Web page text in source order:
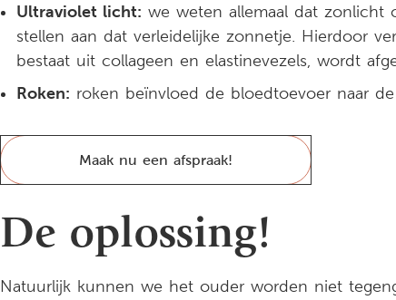
Ultraviolet licht: we weten allemaal dat zonlicht
stellen aan dat verleidelijke zonnetje. Hierdoor
bestaat uit collageen en elastinevezels, wordt
Roken: roken beïnvloed de bloedtoevoer naar
Maak nu een afspraak!
De oplossing!
Natuurlijk kunnen we het ouder worden niet